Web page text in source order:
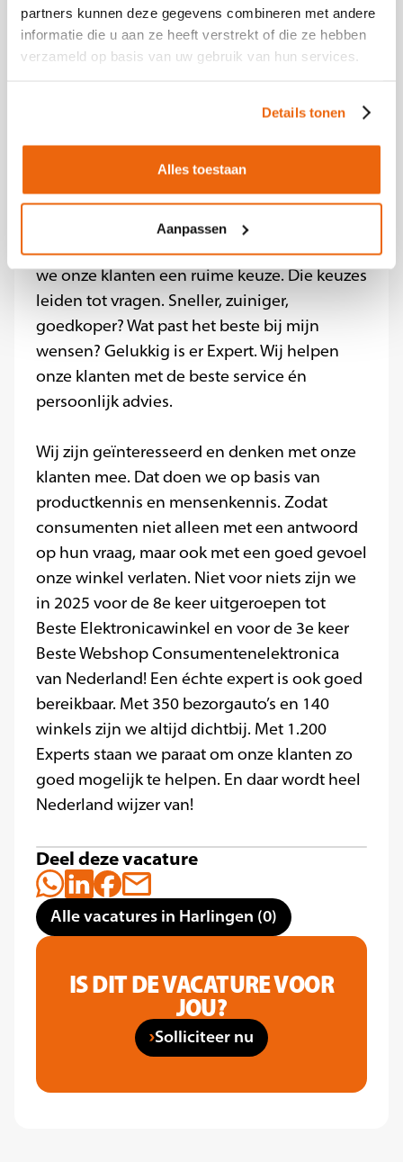
partners kunnen deze gegevens combineren met andere
informatie die u aan ze heeft verstrekt of die ze hebben
verzameld op basis van uw gebruik van hun services.
Details tonen
Alles toestaan
Aanpassen
Meegroeien met de Beste
Over ExpertIedereen koopt en gebruikt
elektronica, van een wasmachine tot TV en
van een waterkoker tot telefoon. Als
winkelketen met 140 winkels én een
webshop in consumentenelektronica bieden
we onze klanten een ruime keuze. Die keuzes
leiden tot vragen. Sneller, zuiniger,
goedkoper? Wat past het beste bij mijn
wensen? Gelukkig is er Expert. Wij helpen
onze klanten met de beste service én
persoonlijk advies.
Wij zijn geïnteresseerd en denken met onze
klanten mee. Dat doen we op basis van
productkennis en mensenkennis. Zodat
consumenten niet alleen met een antwoord
op hun vraag, maar ook met een goed gevoel
onze winkel verlaten. Niet voor niets zijn we
in 2025 voor de 8e keer uitgeroepen tot
Beste Elektronicawinkel en voor de 3e keer
Beste Webshop Consumentenelektronica
van Nederland! Een échte expert is ook goed
bereikbaar. Met 350 bezorgauto’s en 140
winkels zijn we altijd dichtbij. Met 1.200
Experts staan we paraat om onze klanten zo
goed mogelijk te helpen. En daar wordt heel
Nederland wijzer van!
Deel deze vacature
Alle vacatures in Harlingen (0)
IS DIT DE VACATURE VOOR
JOU?
Solliciteer nu